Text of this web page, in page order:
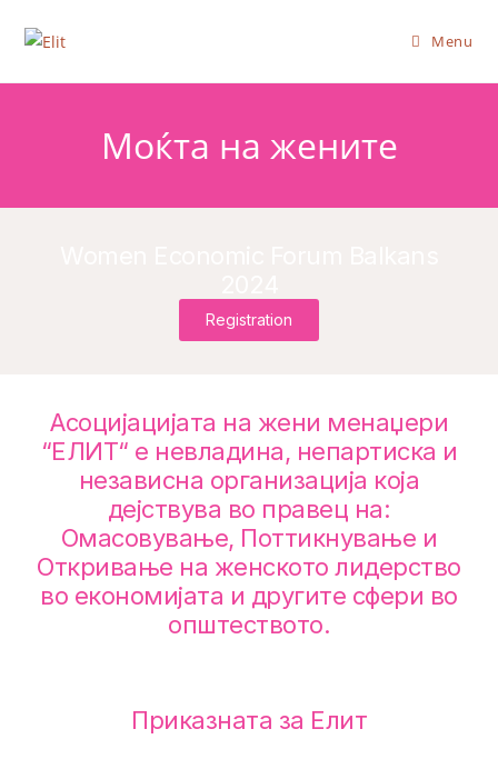
Menu
Моќта на жените
Registration
Асоцијацијата на жени менаџери
“ЕЛИТ“ е невладина, непартиска и
независна организација која
дејствува во правец на:
Омасовување, Поттикнување и
Откривање на женското лидерство
во економијата и другите сфери во
општеството.
Приказната за Елит